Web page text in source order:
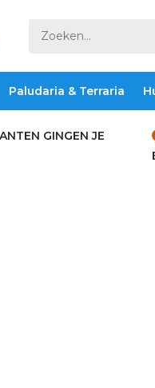
Paludaria & Terraria
GINGEN JE